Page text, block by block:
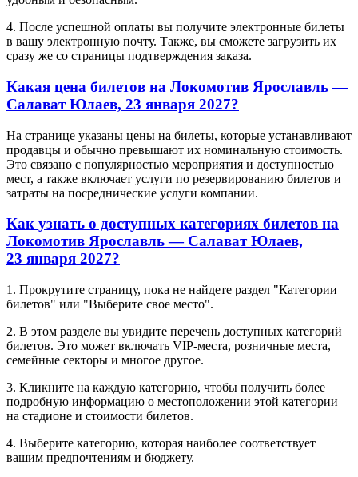
4. После успешной оплаты вы получите электронные билеты
в вашу электронную почту. Также, вы сможете загрузить их
сразу же со страницы подтверждения заказа.
Какая цена билетов на Локомотив Ярославль —
Салават Юлаев, 23 января 2027?
На странице указаны цены на билеты, которые устанавливают
продавцы и обычно превышают их номинальную стоимость.
Это связано с популярностью мероприятия и доступностью
мест, а также включает услуги по резервированию билетов и
затраты на посреднические услуги компании.
Как узнать о доступных категориях билетов на
Локомотив Ярославль — Салават Юлаев,
23 января 2027?
1. Прокрутите страницу, пока не найдете раздел "Категории
билетов" или "Выберите свое место".
2. В этом разделе вы увидите перечень доступных категорий
билетов. Это может включать VIP-места, розничные места,
семейные секторы и многое другое.
3. Кликните на каждую категорию, чтобы получить более
подробную информацию о местоположении этой категории
на стадионе и стоимости билетов.
4. Выберите категорию, которая наиболее соответствует
вашим предпочтениям и бюджету.